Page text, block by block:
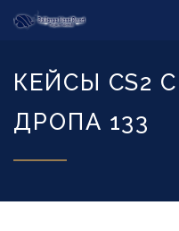
КЕЙСЫ CS2
ДРОПА 133